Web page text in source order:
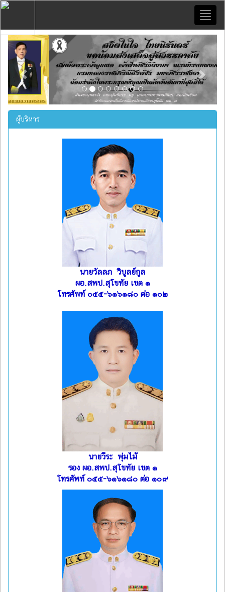
Previous Next
ผู้บริหาร
นายวัลลภ วิบูลย์กูล
ผอ.สพป.สุโขทัย เขต ๑
โทรศัพท์ ๐๕๕-๖๑๖๑๘๐ ต่อ ๑๐๒
นายวีระ พุ่มไม้
รอง ผอ.สพป.สุโขทัย เขต ๑
โทรศัพท์ ๐๕๕-๖๑๖๑๘๐ ต่อ ๑๐๙